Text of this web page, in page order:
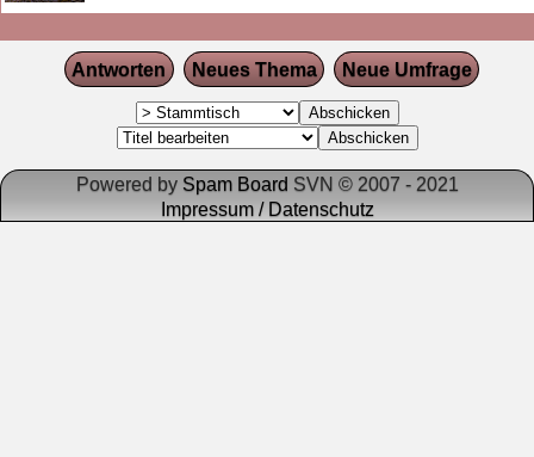
Antworten Neues Thema Neue Umfrage
Powered by Spam Board SVN © 2007 - 2021
Impressum / Datenschutz